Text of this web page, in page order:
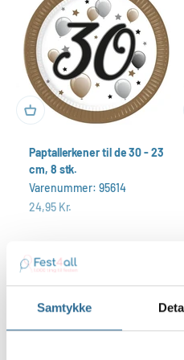
Samtykke
Paptallerkener til de 30 - 23
cm, 8 stk.
Varenummer: 95614
Salgspris
24,95 Kr.